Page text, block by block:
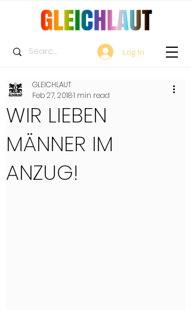
Log In
WIR LIEBEN
MÄNNER IM
ANZUG!
GLEICHLAUT
Feb 27, 20181 min read